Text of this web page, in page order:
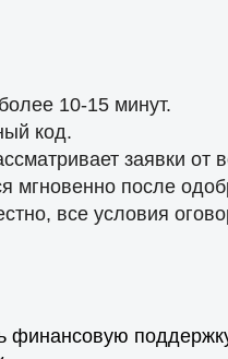
10-15 минут.
код.
заявки от
мгновенно после
все условия
финансовую